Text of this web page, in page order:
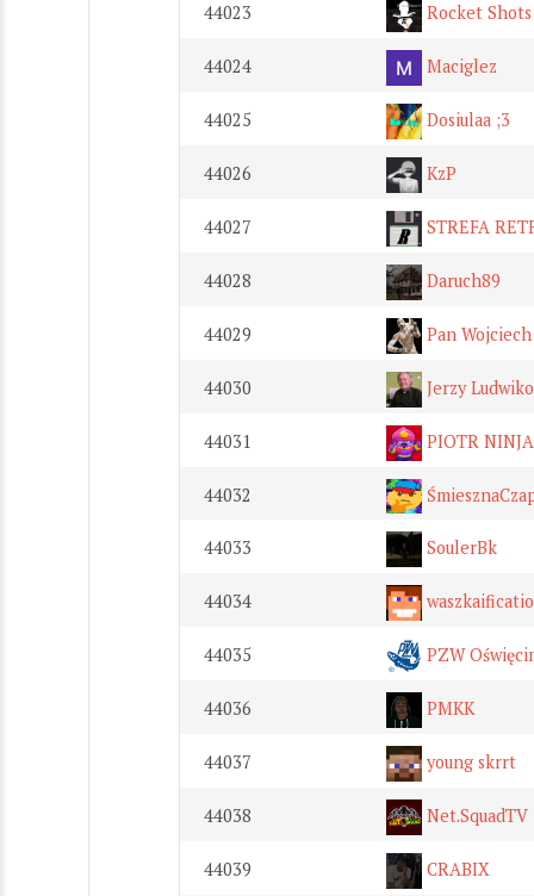
44023 Rocket Shots
44024 Maciglez
44025 Dosiulaa ;3
44026 KzP
44027 STREFA
44028 Daruch89
44029 Pan Wojciech
44030 Jerzy
44031 PIOTR NINJA
44032
44033 SoulerBk
44034
44035 PZW
44036 PMKK
44037 young skrrt
44038 Net.SquadTV
44039 CRABIX